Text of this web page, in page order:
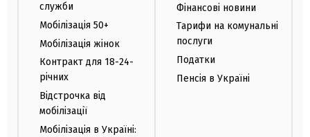
служби
Мобілізація 50+
Мобілізація жінок
Контракт для 18-24-
річних
Відстрочка від
мобілізації
Мобілізація в Україні:
Фінансові новини
Тарифи на комунальні
послуги
Податки
Пенсія в Україні